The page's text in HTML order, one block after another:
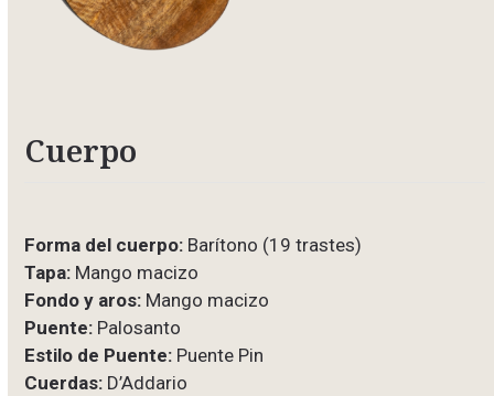
Cuerpo
Forma del cuerpo: Barítono (19 trastes)
Tapa: Mango macizo
Fondo y aros: Mango macizo
Puente: Palosanto
Estilo de Puente: Puente Pin
Cuerdas: D’Addario